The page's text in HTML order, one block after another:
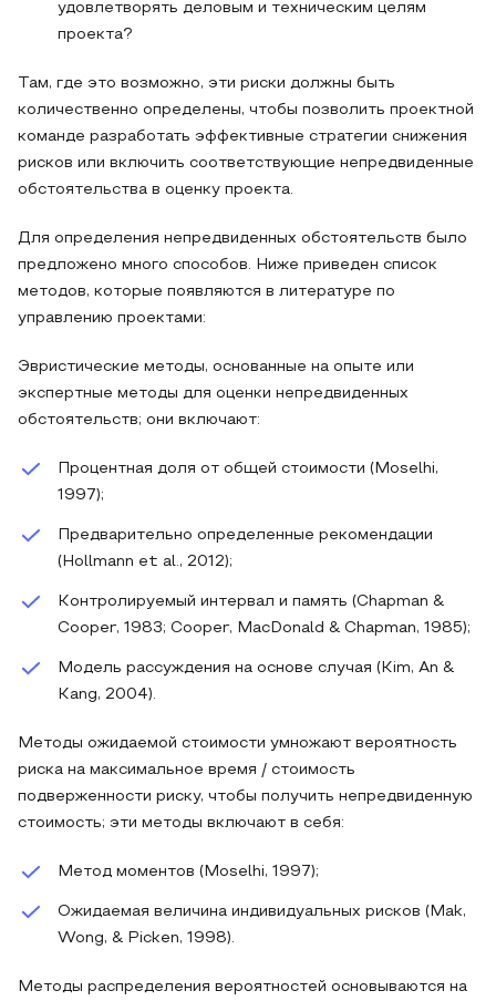
удовлетворять деловым и техническим целям
проекта?
Там, где это возможно, эти риски должны быть
количественно определены, чтобы позволить проектной
команде разработать эффективные стратегии снижения
рисков или включить соответствующие непредвиденные
обстоятельства в оценку проекта.
Для определения непредвиденных обстоятельств было
предложено много способов. Ниже приведен список
методов, которые появляются в литературе по
управлению проектами:
Эвристические методы, основанные на опыте или
экспертные методы для оценки непредвиденных
обстоятельств; они включают:
Процентная доля от общей стоимости (Moselhi,
1997);
Предварительно определенные рекомендации
(Hollmann et al., 2012);
Контролируемый интервал и память (Chapman &
Cooper, 1983; Cooper, MacDonald & Chapman, 1985);
Модель рассуждения на основе случая (Kim, An &
Kang, 2004).
Методы ожидаемой стоимости умножают вероятность
риска на максимальное время / стоимость
подверженности риску, чтобы получить непредвиденную
стоимость; эти методы включают в себя:
Метод моментов (Moselhi, 1997);
Ожидаемая величина индивидуальных рисков (Mak,
Wong, & Picken, 1998).
Методы распределения вероятностей основываются на